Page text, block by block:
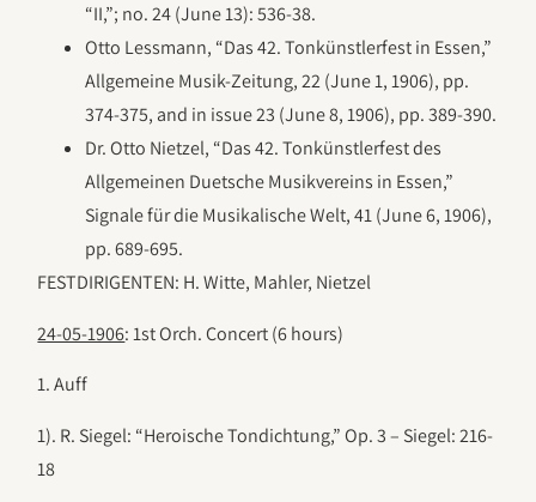
“II,”; no. 24 (June 13): 536-38.
Otto Lessmann, “Das 42. Tonkünstlerfest in Essen,”
Allgemeine Musik-Zeitung, 22 (June 1, 1906), pp.
374-375, and in issue 23 (June 8, 1906), pp. 389-390.
Dr. Otto Nietzel, “Das 42. Tonkünstlerfest des
Allgemeinen Duetsche Musikvereins in Essen,”
Signale für die Musikalische Welt, 41 (June 6, 1906),
pp. 689-695.
FESTDIRIGENTEN: H. Witte, Mahler, Nietzel
24-05-1906: 1st Orch. Concert (6 hours)
1. Auff
1). R. Siegel: “Heroische Tondichtung,” Op. 3 – Siegel: 216-
18